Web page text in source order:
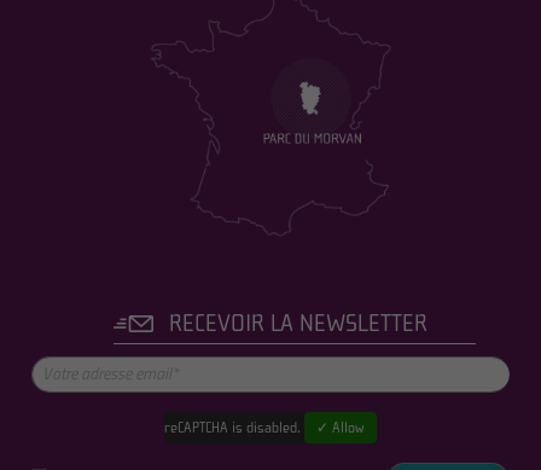
RECEVOIR LA NEWSLETTER
reCAPTCHA is disabled. ✓ Allow